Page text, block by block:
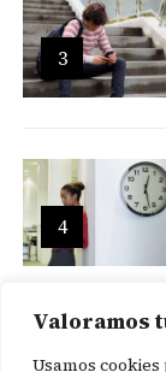
Valoramos
Usamos
3
4